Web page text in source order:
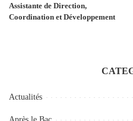
Assistante de Direction,
Coordination et Développement
Actualités